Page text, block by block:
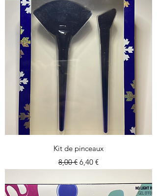
Kit de pinceaux
Prix original
8,00 € Prix promotionnel
6,40 €